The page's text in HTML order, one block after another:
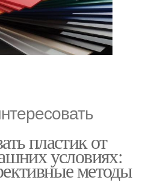
пластик от
условиях:
методы